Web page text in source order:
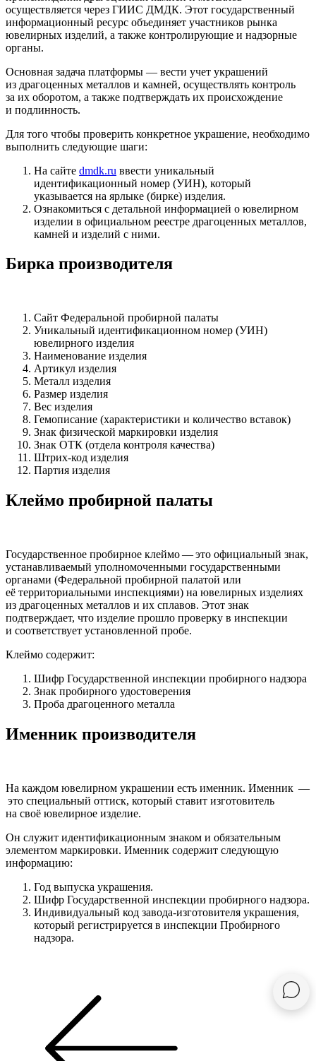
осуществляется через ГИИС ДМДК. Этот государственный
информационный ресурс объединяет участников рынка
ювелирных изделий, а также контролирующие и надзорные
органы.
Основная задача платформы — вести учет украшений
из драгоценных металлов и камней, осуществлять контроль
за их оборотом, а также подтверждать их происхождение
и подлинность.
Для того чтобы проверить конкретное украшение, необходимо
выполнить следующие шаги:
На сайте dmdk.ru ввести уникальный
идентификационный номер (УИН), который
указывается на ярлыке (бирке) изделия.
Ознакомиться с детальной информацией о ювелирном
изделии в официальном реестре драгоценных металлов,
камней и изделий с ними.
Бирка производителя
Сайт Федеральной пробирной палаты
Уникальный идентификационном номер (УИН)
ювелирного изделия
Наименование изделия
Артикул изделия
Металл изделия
Размер изделия
Вес изделия
Гемописание (характеристики и количество вставок)
Знак физической маркировки изделия
Знак ОТК (отдела контроля качества)
Штрих-код изделия
Партия изделия
Клеймо пробирной палаты
Государственное пробирное клеймо — это официальный знак,
устанавливаемый уполномоченными государственными
органами (Федеральной пробирной палатой или
её территориальными инспекциями) на ювелирных изделиях
из драгоценных металлов и их сплавов. Этот знак
подтверждает, что изделие прошло проверку в инспекции
и соответствует установленной пробе.
Клеймо содержит:
Шифр Государственной инспекции пробирного надзора
Знак пробирного удостоверения
Проба драгоценного металла
Именник производителя
На каждом ювелирном украшении есть именник. Именник —
это специальный оттиск, который ставит изготовитель
на своё ювелирное изделие.
Он служит идентификационным знаком и обязательным
элементом маркировки. Именник содержит следующую
информацию:
Год выпуска украшения.
Шифр Государственной инспекции пробирного надзора.
Индивидуальный код завода-изготовителя украшения,
который регистрируется в инспекции Пробирного
надзора.